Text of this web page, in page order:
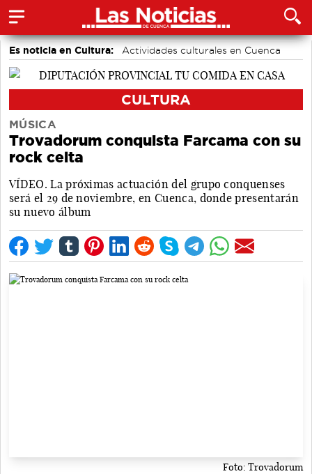
Es noticia en Cultura: Actividades culturales en Cuenca
CULTURA
MÚSICA
Trovadorum conquista Farcama con su
rock celta
VÍDEO. La próximas actuación del grupo conquenses
será el 29 de noviembre, en Cuenca, donde presentarán
su nuevo álbum
Foto: Trovadorum